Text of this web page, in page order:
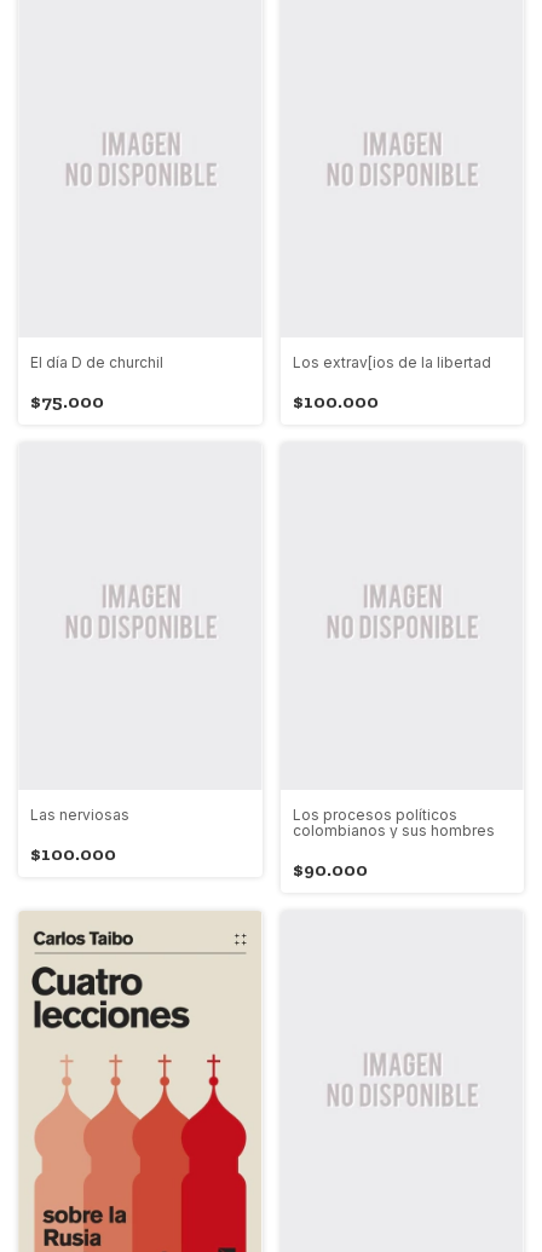
El día D de churchil
$75.000
Los extrav[ios de la libertad
$100.000
Las nerviosas
$100.000
Los procesos políticos
colombianos y sus hombres
$90.000